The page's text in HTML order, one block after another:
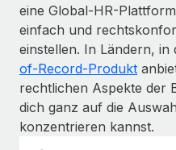
eine Global-HR-
einfach und
einstellen. In Ländern, in
of-Record-Produkt
rechtlichen Aspekte der
dich ganz auf die
konzentrieren kannst.